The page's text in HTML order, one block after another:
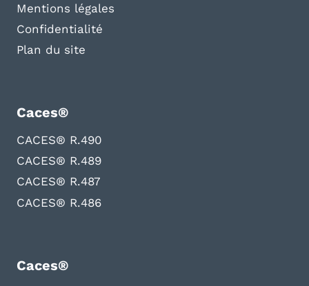
Mentions légales
Confidentialité
Plan du site
Caces®
CACES® R.490
CACES® R.489
CACES® R.487
CACES® R.486
Caces®